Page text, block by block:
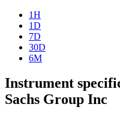
1H
1D
7D
30D
6M
Instrument
Sachs Group Inc